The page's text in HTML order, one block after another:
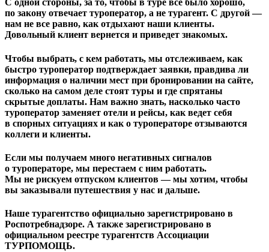
С одной стороны, за то, чтобы в туре все было хорошо,
по закону отвечает туроператор, а не турагент. С другой —
нам не все равно, как отдыхают наши клиенты.
Довольный клиент вернется и приведет знакомых.
Чтобы выбрать, с кем работать, мы отслеживаем, как
быстро туроператор подтверждает заявки, правдива ли
информация о наличии мест при бронировании на сайте,
сколько на самом деле стоят туры и где спрятаны
скрытые доплаты. Нам важно знать, насколько часто
туроператор заменяет отели и рейсы, как ведет себя
в спорных ситуациях и как о туроператоре отзываются
коллеги и клиенты.
Если мы получаем много негативных сигналов
о туроператоре, мы перестаем с ним работать.
Мы не рискуем отпуском клиентов — мы хотим, чтобы
вы заказывали путешествия у нас и дальше.
Наше турагентство официально зарегистрировано в
Роспотребнадзоре. А также зарегистрировано в
официальном реестре турагентств Ассоциации
ТУРПОМОЩЬ.